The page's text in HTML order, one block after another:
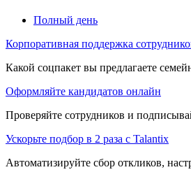
Полный день
Корпоративная поддержка
Какой соцпакет вы предлагаете
Оформляйте кандидатов онлайн
Проверяйте сотрудников и
Ускорьте подбор в 2 раза с Talantix
Автоматизируйте сбор откликов,